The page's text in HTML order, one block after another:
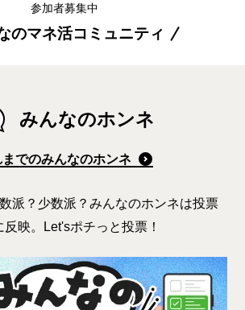
参加者募集中
のマネ活コミュニティ
みんなのホンネ
までのみんなのホンネ
派？少数派？みんなのホンネは投票
映。Let'sポチっと投票！